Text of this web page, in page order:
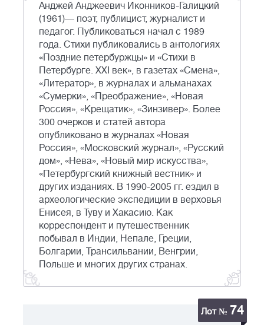
Анджей Анджеевич Иконников-Галицкий
(1961)— поэт, публицист, журналист и
педагог. Публиковаться начал с 1989
года. Стихи публиковались в антологиях
«Поздние петербуржцы» и «Стихи в
Петербурге. XXI век», в газетах «Смена»,
«Литератор», в журналах и альманахах
«Сумерки», «Преображение», «Новая
Россия», «Крещатик», «Зинзивер». Более
300 очерков и статей автора
опубликовано в журналах «Новая
Россия», «Московский журнал», «Русский
дом», «Нева», «Новый мир искусства»,
«Петербургский книжный вестник» и
других изданиях. В 1990-2005 гг. ездил в
археологические экспедиции в верховья
Енисея, в Туву и Хакасию. Как
корреспондент и путешественник
побывал в Индии, Непале, Греции,
Болгарии, Трансильвании, Венгрии,
Польше и многих других странах.
Лот № 74